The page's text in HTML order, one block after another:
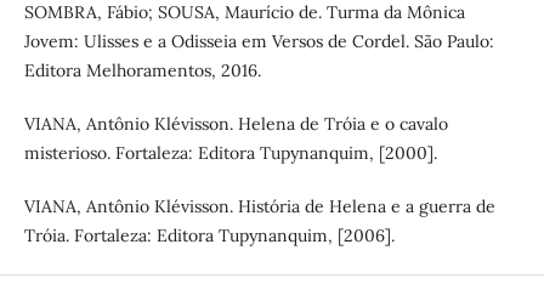
SOMBRA, Fábio; SOUSA, Maurício de. Turma da Mônica
Jovem: Ulisses e a Odisseia em Versos de Cordel. São Paulo:
Editora Melhoramentos, 2016.
VIANA, Antônio Klévisson. Helena de Tróia e o cavalo
misterioso. Fortaleza: Editora Tupynanquim, [2000].
VIANA, Antônio Klévisson. História de Helena e a guerra de
Tróia. Fortaleza: Editora Tupynanquim, [2006].